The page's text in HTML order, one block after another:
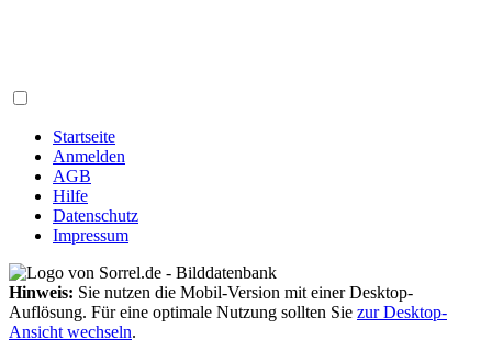
Startseite
Anmelden
AGB
Hilfe
Datenschutz
Impressum
Hinweis: Sie nutzen die Mobil-Version mit einer Desktop-
Auflösung. Für eine optimale Nutzung sollten Sie zur Desktop-
Ansicht wechseln.